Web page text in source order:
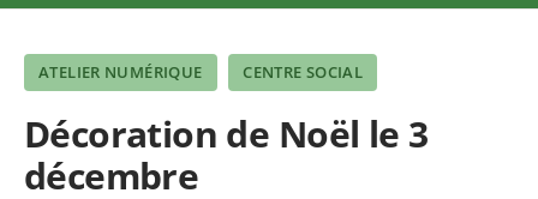
ATELIER NUMÉRIQUE CENTRE SOCIAL
Décoration de Noël le 3
décembre